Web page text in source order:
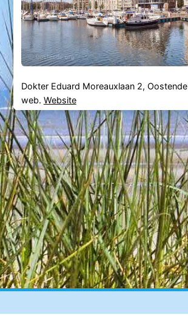
Dokter Eduard Moreauxlaan 2, Oostende
web. Website